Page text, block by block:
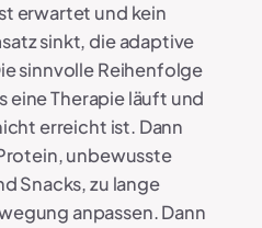
erwartet und kein
sinkt, die adaptive
sinnvolle Reihenfolge
eine Therapie läuft und
erreicht ist. Dann
unbewusste
Snacks, zu lange
anpassen. Dann